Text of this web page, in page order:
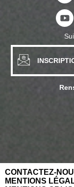
CONTACTEZ-
MENTIONS